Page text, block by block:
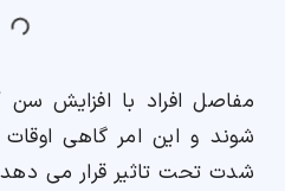
مفاصل افراد با افزایش
شوند و این امر گاهی
شدت تحت تاثیر قرار می